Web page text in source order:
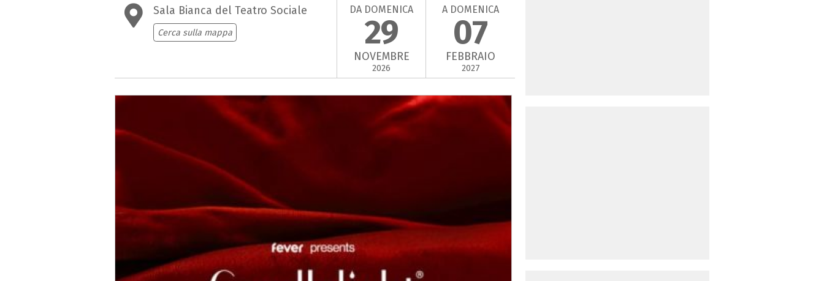
Sala Bianca del Teatro Sociale
Cerca sulla mappa
DA DOMENICA
29
NOVEMBRE
2026
A DOMENICA
07
FEBBRAIO
2027